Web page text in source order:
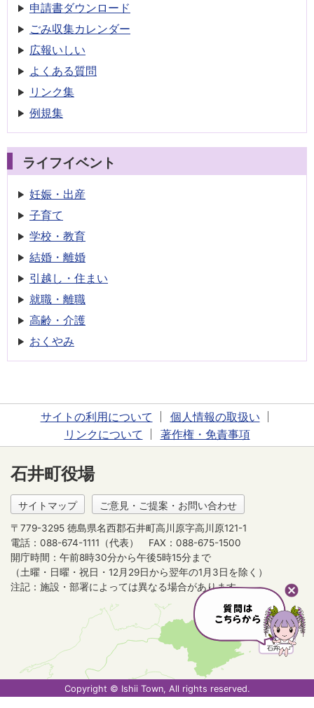
申請書ダウンロード
ごみ収集カレンダー
広報いしい
よくある質問
リンク集
例規集
ライフイベント
妊娠・出産
子育て
学校・教育
結婚・離婚
引越し・住まい
就職・離職
高齢・介護
おくやみ
サイトの利用について
個人情報の取扱い
リンクについて
著作権・免責事項
石井町役場
サイトマップ ご意見・ご提案・お問い合わせ
〒779-3295 徳島県名西郡石井町高川原字高川原121-1
電話：088-674-1111（代表）
FAX：088-675-1500
開庁時間：午前8時30分から午後5時15分まで
（土曜・日曜・祝日・12月29日から翌年の1月3日を除く）
注記：施設・部署によっては異なる場合があります。
Copyright © Ishii Town, All rights reserved.